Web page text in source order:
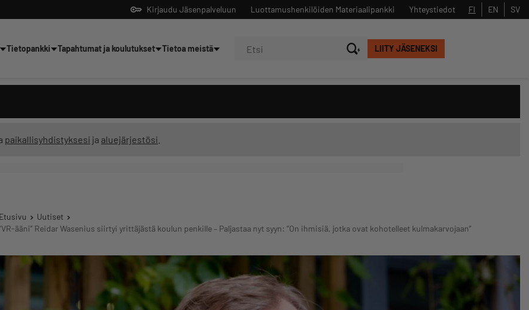
Kirjaudu Jäsenpalveluun Yhteystiedot
Luottamushenkilöiden Materiaalipankki FI EN SV
LIITY JÄSENEKSI
Tietopankki Tapahtumat ja koulutukset Tietoa meistä
paikallisyhdistyksesi ja aluejärjestösi
Etusivu
Uutiset
ääni” Reidar Wasenius siirtyi yrittäjästä koulun penkille – Paljastaa nyt syyn: ”On ihmisiä, jotka ovat kohotelleet kulmakarvojaan”
Sulje
tekoälyltä